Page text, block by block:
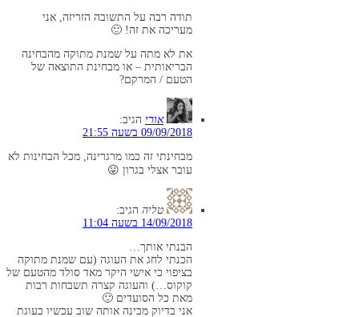
תודה רבה על התשובה הזריזה, אני
מעריכה את זה! 🙂
את לא מתה על שמנת מתוקה מהבחינה
הבריאותית – או מבחינת התוצאה של
הטעם / המרקם?
אורי הגיב:
09/09/2018 בשעה 21:55
מבחינתי זה כמו מרגרינה, מכל הבחינות לא
עובר אצלי בגרון 😛
טליה הגיב:
14/09/2018 בשעה 11:04
הבנתי אותך…
הכנתי לחג את העוגה (עם שמנת מתוקה
בציפוי כי אישי היקר מאד סולד מהטעם של
קוקוס…) והעוגה קצרה תשבחות רבות
מאת כל הסועדים 🙂
אני בדיוק מכינה אותה שוב עכשיו כעוגת